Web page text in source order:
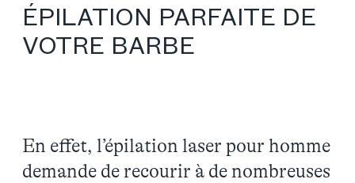
ÉPILATION PARFAITE DE
VOTRE BARBE
En effet, l’épilation laser pour homme
demande de recourir à de nombreuses